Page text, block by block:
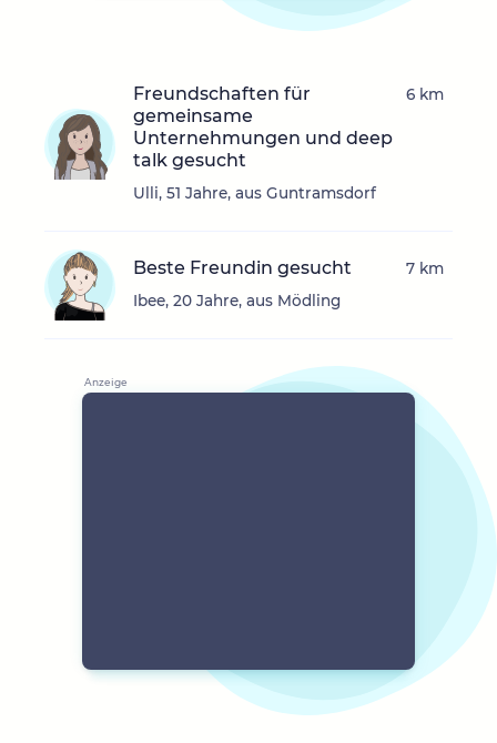
Freundschaften für
gemeinsame
Unternehmungen und deep
talk gesucht
Ulli, 51 Jahre, aus Guntramsdorf
6 km
Beste Freundin gesucht
Ibee, 20 Jahre, aus Mödling
7 km